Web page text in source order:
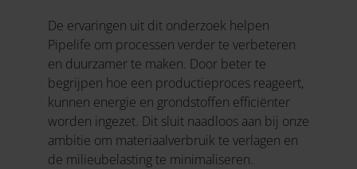
De ervaringen uit dit onderzoek helpen
Pipelife om processen verder te verbeteren
en duurzamer te maken. Door beter te
begrijpen hoe een productieproces reageert,
kunnen energie en grondstoffen efficiënter
worden ingezet. Dit sluit naadloos aan bij onze
ambitie om materiaalverbruik te verlagen en
de milieubelasting te minimaliseren.